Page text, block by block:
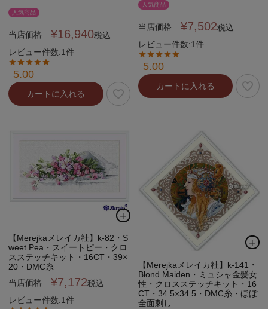
人気商品
当店価格 ¥16,940税込
レビュー件数:1件
5.00
カートに入れる
人気商品
当店価格 ¥7,502税込
レビュー件数:1件
5.00
カートに入れる
【Merejkaメレイカ社】k-82・S
weet Pea・スイートピー・クロ
スステッチキット・16CT・39×
20・DMC糸
当店価格
¥7,172税込
レビュー件数:1件
【Merejkaメレイカ社】k-141・
Blond Maiden・ミュシャ金髪女
性・クロスステッチキット・16
CT・34.5×34.5・DMC糸・ほぼ
全面刺し